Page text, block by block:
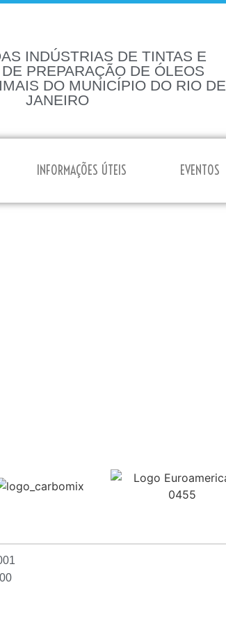
INDÚSTRIAS DE TINTAS E
PREPARAÇÃO DE ÓLEOS
DO MUNICÍPIO DO RIO DE
JANEIRO
INFORMAÇÕES ÚTEIS EVENTOS